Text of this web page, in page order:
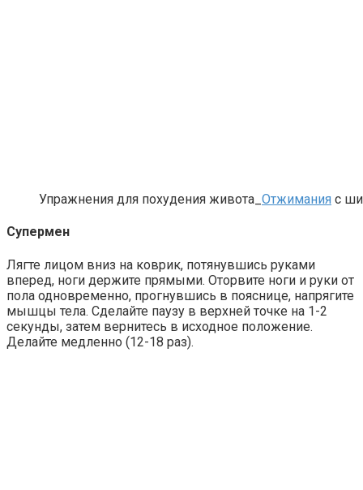
Упражнения для похудения живота_ Отжимания с
Супермен
Лягте лицом вниз на коврик, потянувшись руками
вперед, ноги держите прямыми. Оторвите ноги и руки от
пола одновременно, прогнувшись в пояснице, напрягите
мышцы тела. Сделайте паузу в верхней точке на 1-2
секунды, затем вернитесь в исходное положение.
Делайте медленно (12-18 раз).
Скрытая камера на пляже Крыма: Что люди
Какие товары пропадут из магазинов с 1 августа